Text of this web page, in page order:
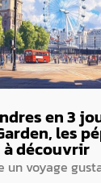
en 3
les
découvrir
un voyage